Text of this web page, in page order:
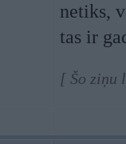
netiks,
tas ir
[ Šo ziņu